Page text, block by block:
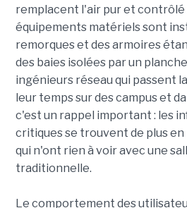
remplacent l'air pur et contrôlé
équipements matériels sont
remorques et des armoires
des baies isolées par un
ingénieurs réseau qui passent
leur temps sur des campus et
c'est un rappel important : les
critiques se trouvent de plus en
qui n'ont rien à voir avec une
traditionnelle.
Le comportement des